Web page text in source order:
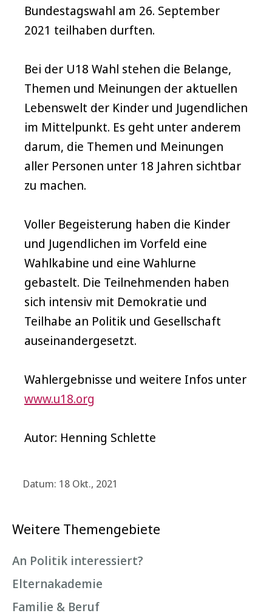
Bundestagswahl am 26. September
2021 teilhaben durften.
Bei der U18 Wahl stehen die Belange,
Themen und Meinungen der aktuellen
Lebenswelt der Kinder und Jugendlichen
im Mittelpunkt. Es geht unter anderem
darum, die Themen und Meinungen
aller Personen unter 18 Jahren sichtbar
zu machen.
Voller Begeisterung haben die Kinder
und Jugendlichen im Vorfeld eine
Wahlkabine und eine Wahlurne
gebastelt. Die Teilnehmenden haben
sich intensiv mit Demokratie und
Teilhabe an Politik und Gesellschaft
auseinandergesetzt.
Wahlergebnisse und weitere Infos unter
www.u18.org
Autor: Henning Schlette
Datum: 18 Okt., 2021
Weitere Themengebiete
An Politik interessiert?
Elternakademie
Familie & Beruf